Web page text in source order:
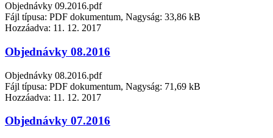
Objednávky 09.2016.pdf
Fájl típusa: PDF dokumentum, Nagyság: 33,86 kB
Hozzáadva: 11. 12. 2017
Objednávky 08.2016
Objednávky 08.2016.pdf
Fájl típusa: PDF dokumentum, Nagyság: 71,69 kB
Hozzáadva: 11. 12. 2017
Objednávky 07.2016